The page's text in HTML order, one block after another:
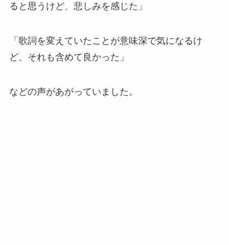
ると思うけど、悲しみを感じた」
「歌詞を変えていたことが意味深で気になるけ
ど、それも含めて良かった」
などの声があがっていました。